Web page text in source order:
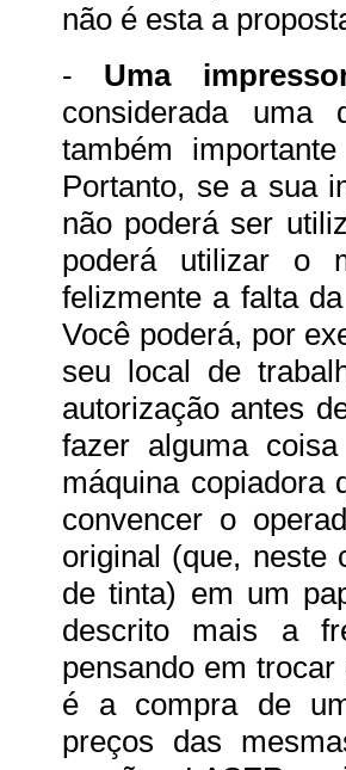
não é esta a
- Uma
considerada uma
também
Portanto, se a sua
não poderá ser
poderá utilizar o
felizmente a falta
Você poderá, por
seu local de
autorização antes
fazer alguma
máquina copiadora
convencer o
original (que, neste
de tinta) em um
descrito mais a
pensando em
é a compra de
preços das